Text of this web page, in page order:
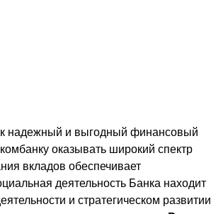
надежный и выгодный финансовый
оказывать широкий спектр
вкладов обеспечивает
деятельность Банка находит
и стратегическом развитии